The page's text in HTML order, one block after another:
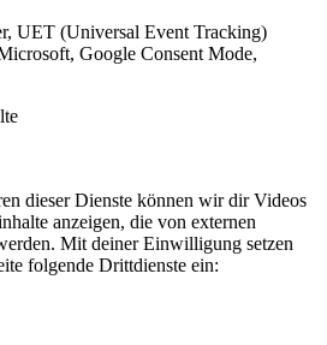
UET (Universal Event Tracking)
Google Consent Mode,
dieser Dienste können wir dir Videos
anzeigen, die von externen
Mit deiner Einwilligung setzen
folgende Drittdienste ein: